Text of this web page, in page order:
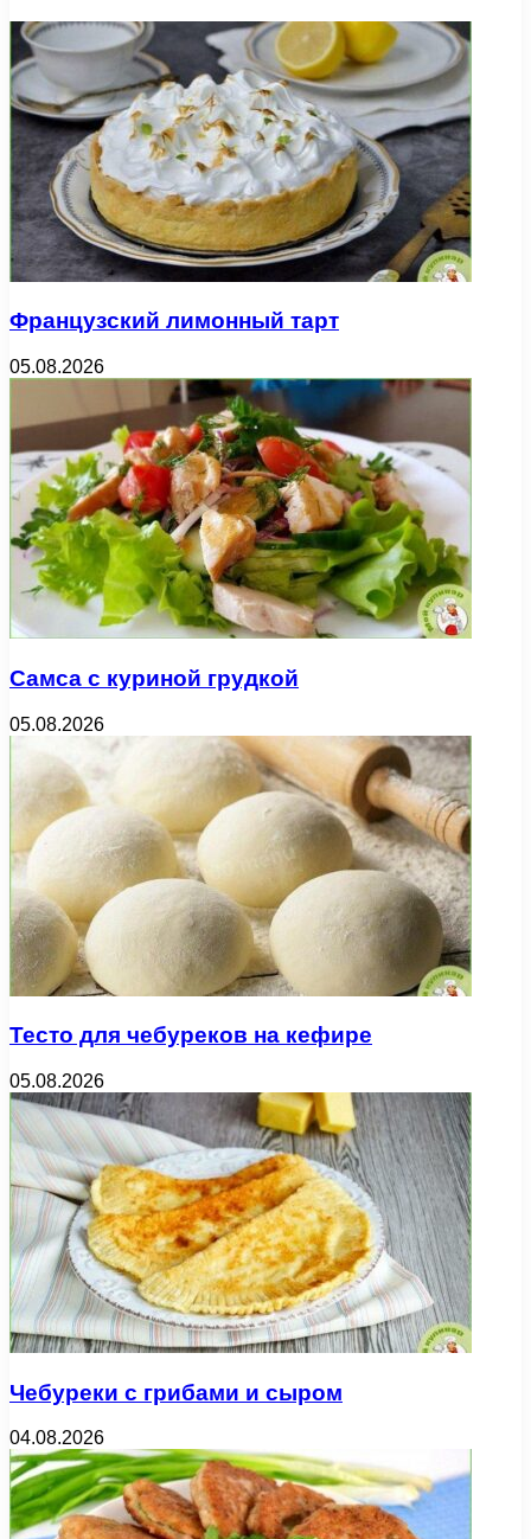
Французский лимонный тарт
05.08.2026
Самса с куриной грудкой
05.08.2026
Тесто для чебуреков на кефире
05.08.2026
Чебуреки с грибами и сыром
04.08.2026